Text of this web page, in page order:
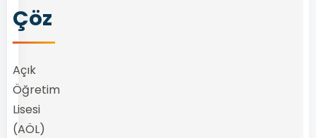
Çöz
Açık
Öğretim
Lisesi
(AÖL)